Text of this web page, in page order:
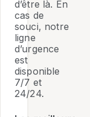
d’être là. En
cas de
souci, notre
ligne
d’urgence
est
disponible
7/7 et
24/24.